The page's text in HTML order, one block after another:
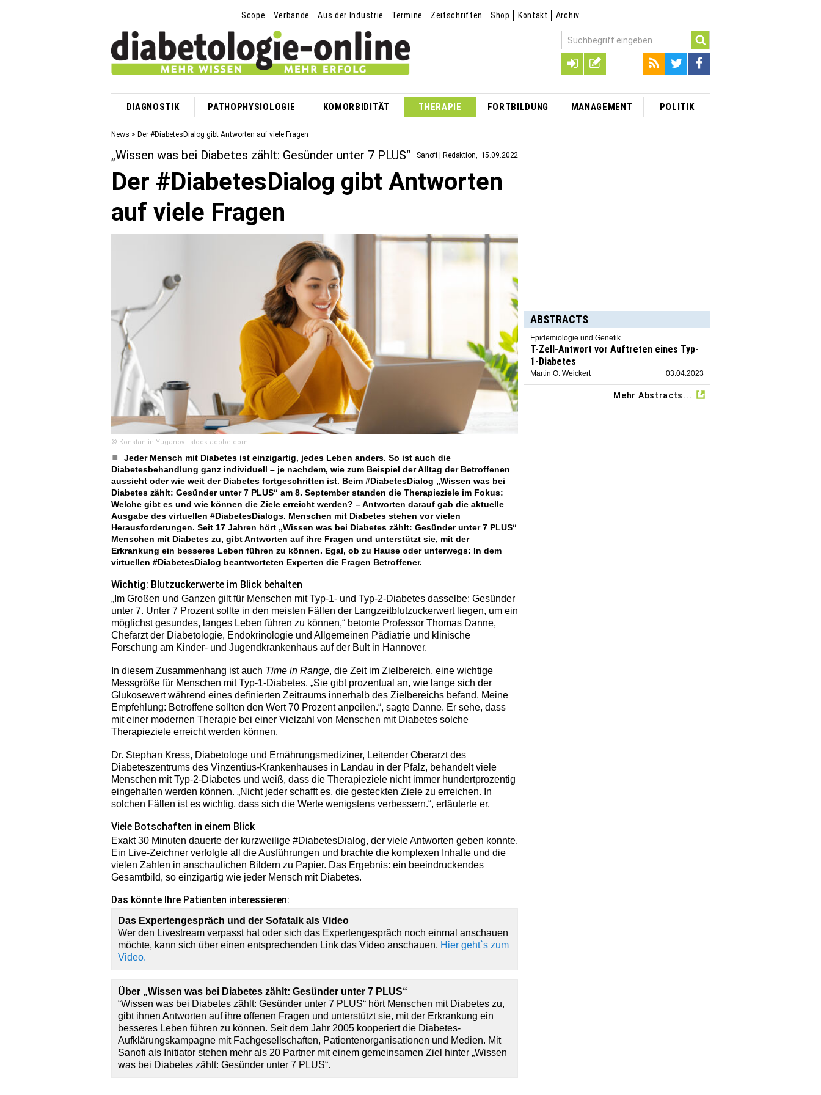
Scope Verbände Aus der Industrie Termine Zeitschriften Shop Kontakt Archiv
DIAGNOSTIK PATHOPHYSIOLOGIE KOMORBIDITÄT THERAPIE FORTBILDUNG MANAGEMENT POLITIK
News > Der #DiabetesDialog gibt Antworten auf viele Fragen
„Wissen was bei Diabetes zählt: Gesünder unter 7 PLUS“ Sanofi | Redaktion 15.09.2022
Der #DiabetesDialog gibt Antworten
auf viele Fragen
© Konstantin Yuganov - stock.adobe.com
Jeder Mensch mit Diabetes ist einzigartig, jedes Leben anders. So ist auch die
Diabetesbehandlung ganz individuell – je nachdem, wie zum Beispiel der Alltag der Betroffenen
aussieht oder wie weit der Diabetes fortgeschritten ist. Beim #DiabetesDialog „Wissen was bei
Diabetes zählt: Gesünder unter 7 PLUS“ am 8. September standen die Therapieziele im Fokus:
Welche gibt es und wie können die Ziele erreicht werden? – Antworten darauf gab die aktuelle
Ausgabe des virtuellen #DiabetesDialogs. Menschen mit Diabetes stehen vor vielen
Herausforderungen. Seit 17 Jahren hört „Wissen was bei Diabetes zählt: Gesünder unter 7 PLUS“
Menschen mit Diabetes zu, gibt Antworten auf ihre Fragen und unterstützt sie, mit der
Erkrankung ein besseres Leben führen zu können. Egal, ob zu Hause oder unterwegs: In dem
virtuellen #DiabetesDialog beantworteten Experten die Fragen Betroffener.
Wichtig: Blutzuckerwerte im Blick behalten
„Im Großen und Ganzen gilt für Menschen mit Typ-1- und Typ-2-Diabetes dasselbe: Gesünder
unter 7. Unter 7 Prozent sollte in den meisten Fällen der Langzeitblutzuckerwert liegen, um ein
möglichst gesundes, langes Leben führen zu können,“ betonte Professor Thomas Danne,
Chefarzt der Diabetologie, Endokrinologie und Allgemeinen Pädiatrie und klinische
Forschung am Kinder- und Jugendkrankenhaus auf der Bult in Hannover.
In diesem Zusammenhang ist auch Time in Range, die Zeit im Zielbereich, eine wichtige
Messgröße für Menschen mit Typ-1-Diabetes. „Sie gibt prozentual an, wie lange sich der
Glukosewert während eines definierten Zeitraums innerhalb des Zielbereichs befand. Meine
Empfehlung: Betroffene sollten den Wert 70 Prozent anpeilen.“, sagte Danne. Er sehe, dass
mit einer modernen Therapie bei einer Vielzahl von Menschen mit Diabetes solche
Therapieziele erreicht werden können.
Dr. Stephan Kress, Diabetologe und Ernährungsmediziner, Leitender Oberarzt des
Diabeteszentrums des Vinzentius-Krankenhauses in Landau in der Pfalz, behandelt viele
Menschen mit Typ-2-Diabetes und weiß, dass die Therapieziele nicht immer hundertprozentig
eingehalten werden können. „Nicht jeder schafft es, die gesteckten Ziele zu erreichen. In
solchen Fällen ist es wichtig, dass sich die Werte wenigstens verbessern.“, erläuterte er.
Viele Botschaften in einem Blick
Exakt 30 Minuten dauerte der kurzweilige #DiabetesDialog, der viele Antworten geben konnte.
Ein Live-Zeichner verfolgte all die Ausführungen und brachte die komplexen Inhalte und die
vielen Zahlen in anschaulichen Bildern zu Papier. Das Ergebnis: ein beeindruckendes
Gesamtbild, so einzigartig wie jeder Mensch mit Diabetes.
Das könnte Ihre Patienten interessieren:
Das Expertengespräch und der Sofatalk als Video
Wer den Livestream verpasst hat oder sich das Expertengespräch noch einmal anschauen
möchte, kann sich über einen entsprechenden Link das Video anschauen. Hier geht`s zum
Video.
Über „Wissen was bei Diabetes zählt: Gesünder unter 7 PLUS“
“Wissen was bei Diabetes zählt: Gesünder unter 7 PLUS“ hört Menschen mit Diabetes zu,
gibt ihnen Antworten auf ihre offenen Fragen und unterstützt sie, mit der Erkrankung ein
besseres Leben führen zu können. Seit dem Jahr 2005 kooperiert die Diabetes-
Aufklärungskampagne mit Fachgesellschaften, Patientenorganisationen und Medien. Mit
Sanofi als Initiator stehen mehr als 20 Partner mit einem gemeinsamen Ziel hinter „Wissen
was bei Diabetes zählt: Gesünder unter 7 PLUS“.
ABSTRACTS
Epidemiologie und Genetik
T-Zell-Antwort vor Auftreten eines Typ-
1-Diabetes
Martin O. Weickert 03.04.2023
Mehr Abstracts...